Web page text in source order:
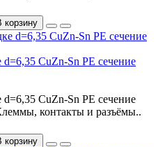
корзину
CuZn-Sn PE сечение
CuZn-Sn PE сечение
контакты и разъёмы..
корзину